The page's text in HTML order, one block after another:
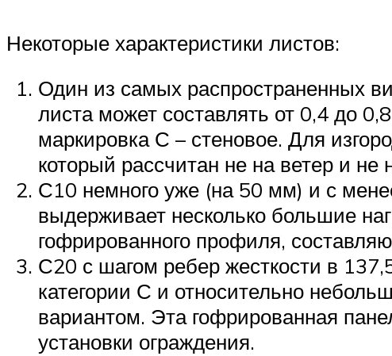
Некоторые характеристики листов:
Один из самых распространенных
листа может составлять от 0,4 до
маркировка С – стеновое. Для
который рассчитан не на ветер и не
С10 немного уже (на 50 мм) и с
выдерживает несколько большие
гофрированного профиля,
С20 с шагом ребер жесткости в
категории С и относительно
вариантом. Эта гофрированная
установки ограждения.